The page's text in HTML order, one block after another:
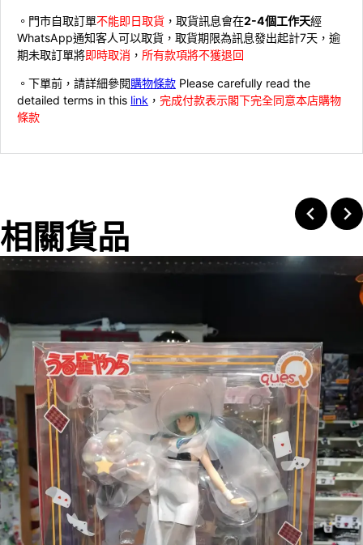
。門市自取訂單不能即日取貨 ，取貨訊息會在2-4個工作天經
WhatsApp通知客人可以取貨，取貨期限為訊息發出起計7天，逾
期未取訂單將即時取消 ， 所有款項將不獲退回
。下單前，請詳細參閱購物條款 Please carefully read the
detailed terms in this link ， 完成付款表示閣下完全同意本店購物
條款
相關貨品